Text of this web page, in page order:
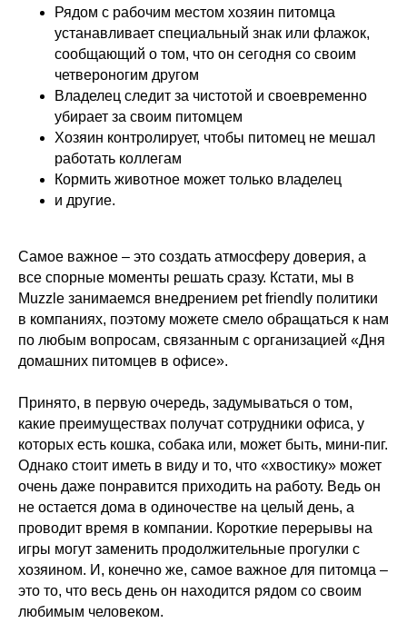
Рядом с рабочим местом хозяин питомца
устанавливает специальный знак или флажок,
сообщающий о том, что он сегодня со своим
четвероногим другом
Владелец следит за чистотой и своевременно
убирает за своим питомцем
Хозяин контролирует, чтобы питомец не мешал
работать коллегам
Кормить животное может только владелец
и другие.
Самое важное – это создать атмосферу доверия, а
все спорные моменты решать сразу. Кстати, мы в
Muzzle занимаемся внедрением pet friendly политики
в компаниях, поэтому можете смело обращаться к нам
по любым вопросам, связанным с организацией «Дня
домашних питомцев в офисе».
Принято, в первую очередь, задумываться о том,
какие преимуществах получат сотрудники офиса, у
которых есть кошка, собака или, может быть, мини-пиг.
Однако стоит иметь в виду и то, что «хвостику» может
очень даже понравится приходить на работу. Ведь он
не остается дома в одиночестве на целый день, а
проводит время в компании. Короткие перерывы на
игры могут заменить продолжительные прогулки с
хозяином. И, конечно же, самое важное для питомца –
это то, что весь день он находится рядом со своим
любимым человеком.